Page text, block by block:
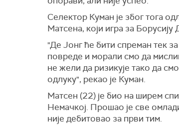
Селектор Куман је због тога
Матсена, који игра за Борусију
"Де Јонг ће бити спреман тек
повреде и морали смо да
не жели да ризикује тако да
одлуку", рекао је Куман.
Матсен (22) је био на ширем
Немачкој. Прошао је све
није дебитовао за први тим.